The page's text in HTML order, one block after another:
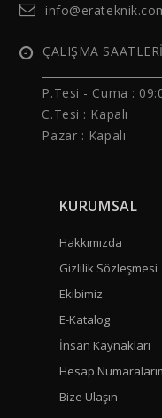
ÇALIŞMA SAATLERİ
P.Tesi - Cuma :
C.Tesi : Kapalı
Pazar : Kapalı
KURUMSAL
Hakkımızda
Gizlilik Sözleşmesi
Ekibimiz
E-Katalog
İnsan Kaynakları
Hesap
Bize Ulaşın